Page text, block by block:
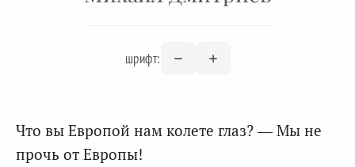
шрифт:
Что вы Европой нам колете глаз? — Мы не
прочь от Европы!